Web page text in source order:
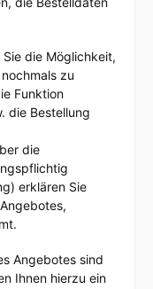
die Möglichkeit,
zu
Funktion
die Bestellung
die
erklären Sie
Angebotes sind
Ihnen hierzu ein